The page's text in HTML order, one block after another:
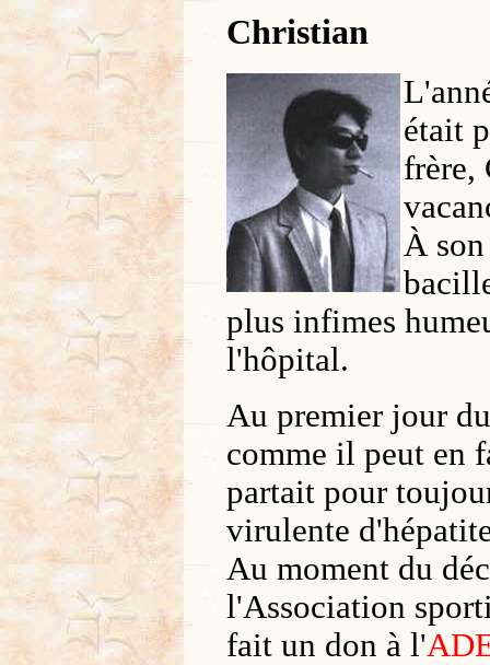
Christian
était
frère,
À
plus infimes
l'hôpital.
Au premier jour
comme il peut en
partait pour
virulente
Au moment du
l'Association
fait un don à l'